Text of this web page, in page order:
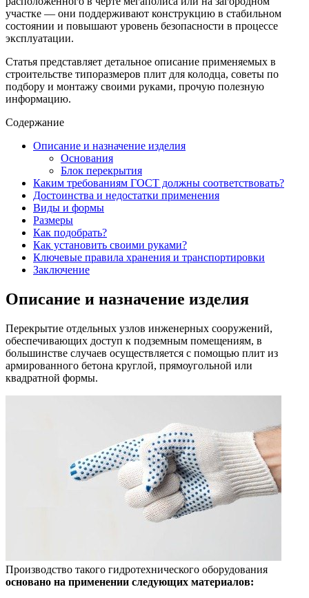
участке — они поддерживают конструкцию в стабильном
состоянии и повышают уровень безопасности в процессе
эксплуатации.
Статья представляет детальное описание применяемых в
строительстве типоразмеров плит для колодца, советы по
подбору и монтажу своими руками, прочую полезную
информацию.
Содержание
Описание и назначение изделия
Основания
Блок перекрытия
Каким требованиям ГОСТ должны соответствовать?
Достоинства и недостатки применения
Виды и формы
Размеры
Как подобрать?
Как установить своими руками?
Ключевые правила хранения и транспортировки
Заключение
Описание и назначение изделия
Перекрытие отдельных узлов инженерных сооружений,
обеспечивающих доступ к подземным помещениям, в
большинстве случаев осуществляется с помощью плит из
армированного бетона круглой, прямоугольной или
квадратной формы.
Производство такого гидротехнического оборудования
основано на применении следующих материалов: